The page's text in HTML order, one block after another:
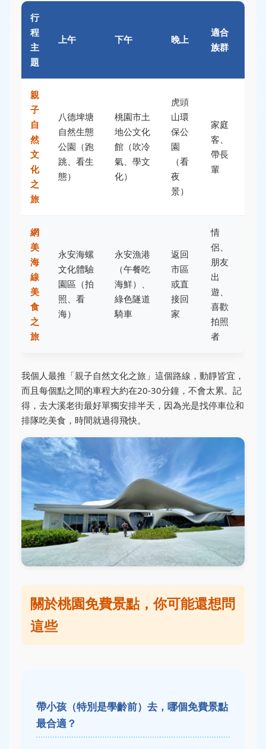
行
程
主
題
上午 下午 晚上
適合
族群
親
子
自
然
文
化
之
旅
八德埤塘
自然生態
公園（跑
跳、看生
態）
桃園市土
地公文化
館（吹冷
氣、學文
化）
虎頭
山環
保公
園
（看
夜
景）
家庭
客、
帶長
輩
網
美
海
線
美
食
之
旅
永安海螺
文化體驗
園區（拍
照、看
海）
永安漁港
（午餐吃
海鮮）、
綠色隧道
騎車
返回
市區
或直
接回
家
情
侶、
朋友
出
遊、
喜歡
拍照
者
我個人最推「親子自然文化之旅」這個路線，動靜皆宜，
而且每個點之間的車程大約在20-30分鐘，不會太累。記
得，去大溪老街最好單獨安排半天，因為光是找停車位和
排隊吃美食，時間就過得飛快。
關於桃園免費景點，你可能還想問
這些
帶小孩（特別是學齡前）去，哪個免費景點
最合適？